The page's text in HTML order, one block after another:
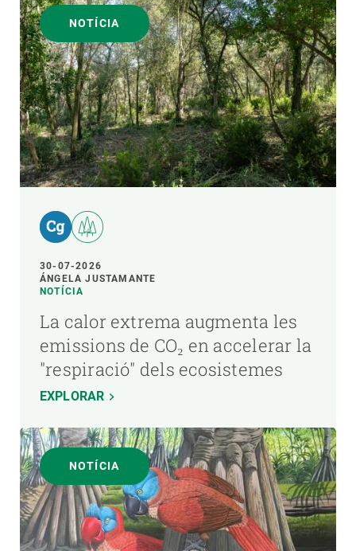
NOTÍCIA
30-07-2026
ÁNGELA JUSTAMANTE
NOTÍCIA
La calor extrema augmenta les
emissions de CO₂ en accelerar la
"respiració" dels ecosistemes
EXPLORAR
NOTÍCIA